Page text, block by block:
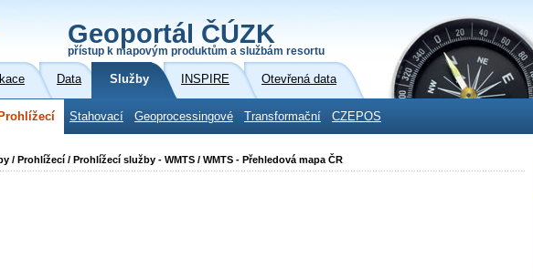
Geoportál ČÚZK
přístup k mapovým produktům a službám resortu
Data Služby INSPIRE Otevřená data
Prohlížecí Stahovací Geoprocessingové Transformační CZEPOS
/ Prohlížecí / Prohlížecí služby - WMTS / WMTS - Přehledová mapa ČR